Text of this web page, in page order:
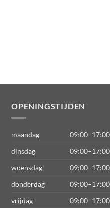
OPENINGSTIJDEN
maandag
09:00–17:00
dinsdag
09:00–17:00
woensdag
09:00–17:00
donderdag
09:00–17:00
vrijdag
09:00–17:00